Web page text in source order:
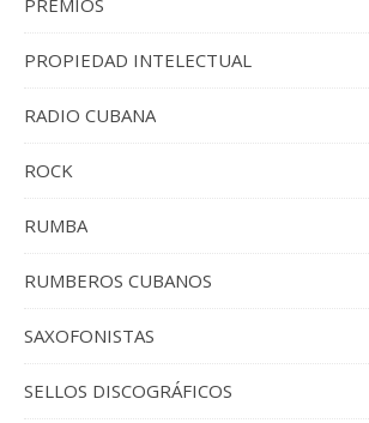
PROPIEDAD INTELECTUAL
RADIO CUBANA
ROCK
RUMBA
RUMBEROS CUBANOS
SAXOFONISTAS
SELLOS DISCOGRÁFICOS